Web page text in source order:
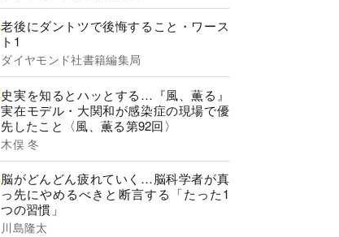
老後にダントツで後悔すること・ワース
ト1
ダイヤモンド社書籍編集局
史実を知るとハッとする…『風、薫る』
実在モデル・大関和が感染症の現場で優
先したこと〈風、薫る第92回〉
木俣 冬
脳がどんどん疲れていく…脳科学者が真
っ先にやめるべきと断言する「たった1
つの習慣」
川島隆太